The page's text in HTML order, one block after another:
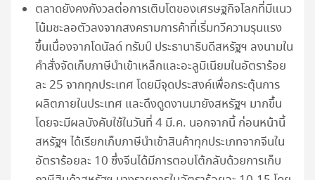
ตลาดยังคงกังวลต่อการเติบโตของเศรษฐกิจโลกที่มีแนว
โน้มชะลอตัวลงจากสงครามการค้าที่เริ่มทวีความรุนแรง
ขึ้นเนื่องจากโดนัลด์ ทรัมป์ ประธานาธิบดีสหรัฐฯ ลงนามใน
คำสั่งจัดเก็บภาษีนำเข้าเหล็กและอะลูมิเนียมในอัตราร้อย
ละ 25 จากทุกประเทศ โดยมีจุดประสงค์เพื่อกระตุ้นการ
ผลิตภายในประเทศ และดึงดูดงานมายังสหรัฐฯ มากขึ้น
โดยจะมีผลบังคับใช้ในวันที่ 4 มี.ค. นอกจากนี้ ก่อนหน้านี้
สหรัฐฯ ได้เรียกเก็บภาษีนำเข้าสินค้าทุกประเภทจากจีนใน
อัตราร้อยละ 10 ซึ่งจีนได้มีการตอบโต้กลับด้วยการเก็บ